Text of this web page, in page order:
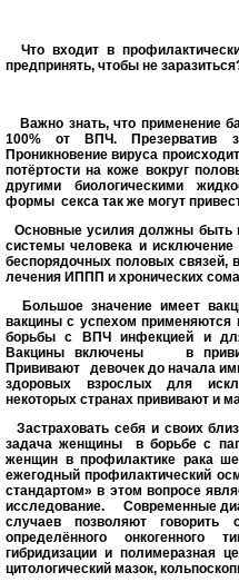
Что входит в
предпринять, чтобы не
Важно знать, что применение
100% от ВПЧ. Презерватив
Проникновение вируса
потёртости на коже вокруг
другими биологическими
формы секса так же могут
Основные усилия должны быть
системы человека и
беспорядочных половых связей,
лечения ИППП и хронических
Большое значение имеет
вакцины с успехом применяются
борьбы с ВПЧ инфекцией и
Вакцины включены
в
Прививают
девочек до начала
здоровых взрослых для
некоторых странах прививают и
Застраховать себя и своих
задача женщины
в борьбе с
женщин в профилактике рака
ежегодный профилактический
стандартом» в этом вопросе
исследование.
Современные
случаев позволяют говорить
определённого онкогенного
гибридизации и полимеразная
цитологический мазок,